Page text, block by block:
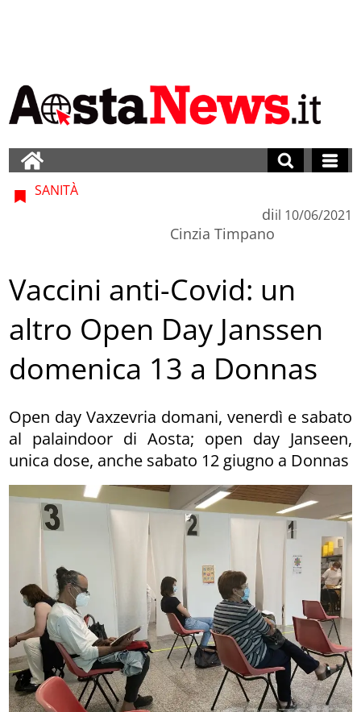
SANITÀ
di
Cinzia Timpano
il 10/06/2021
Vaccini anti-Covid: un
altro Open Day Janssen
domenica 13 a Donnas
Open day Vaxzevria domani, venerdì e sabato
al palaindoor di Aosta; open day Janseen,
unica dose, anche sabato 12 giugno a Donnas